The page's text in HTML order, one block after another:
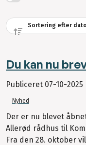
Du kan nu
Publiceret 07-10-2025
Nyhed
Der er nu blevet
Allerød rådhus til
Fra den 28. oktober